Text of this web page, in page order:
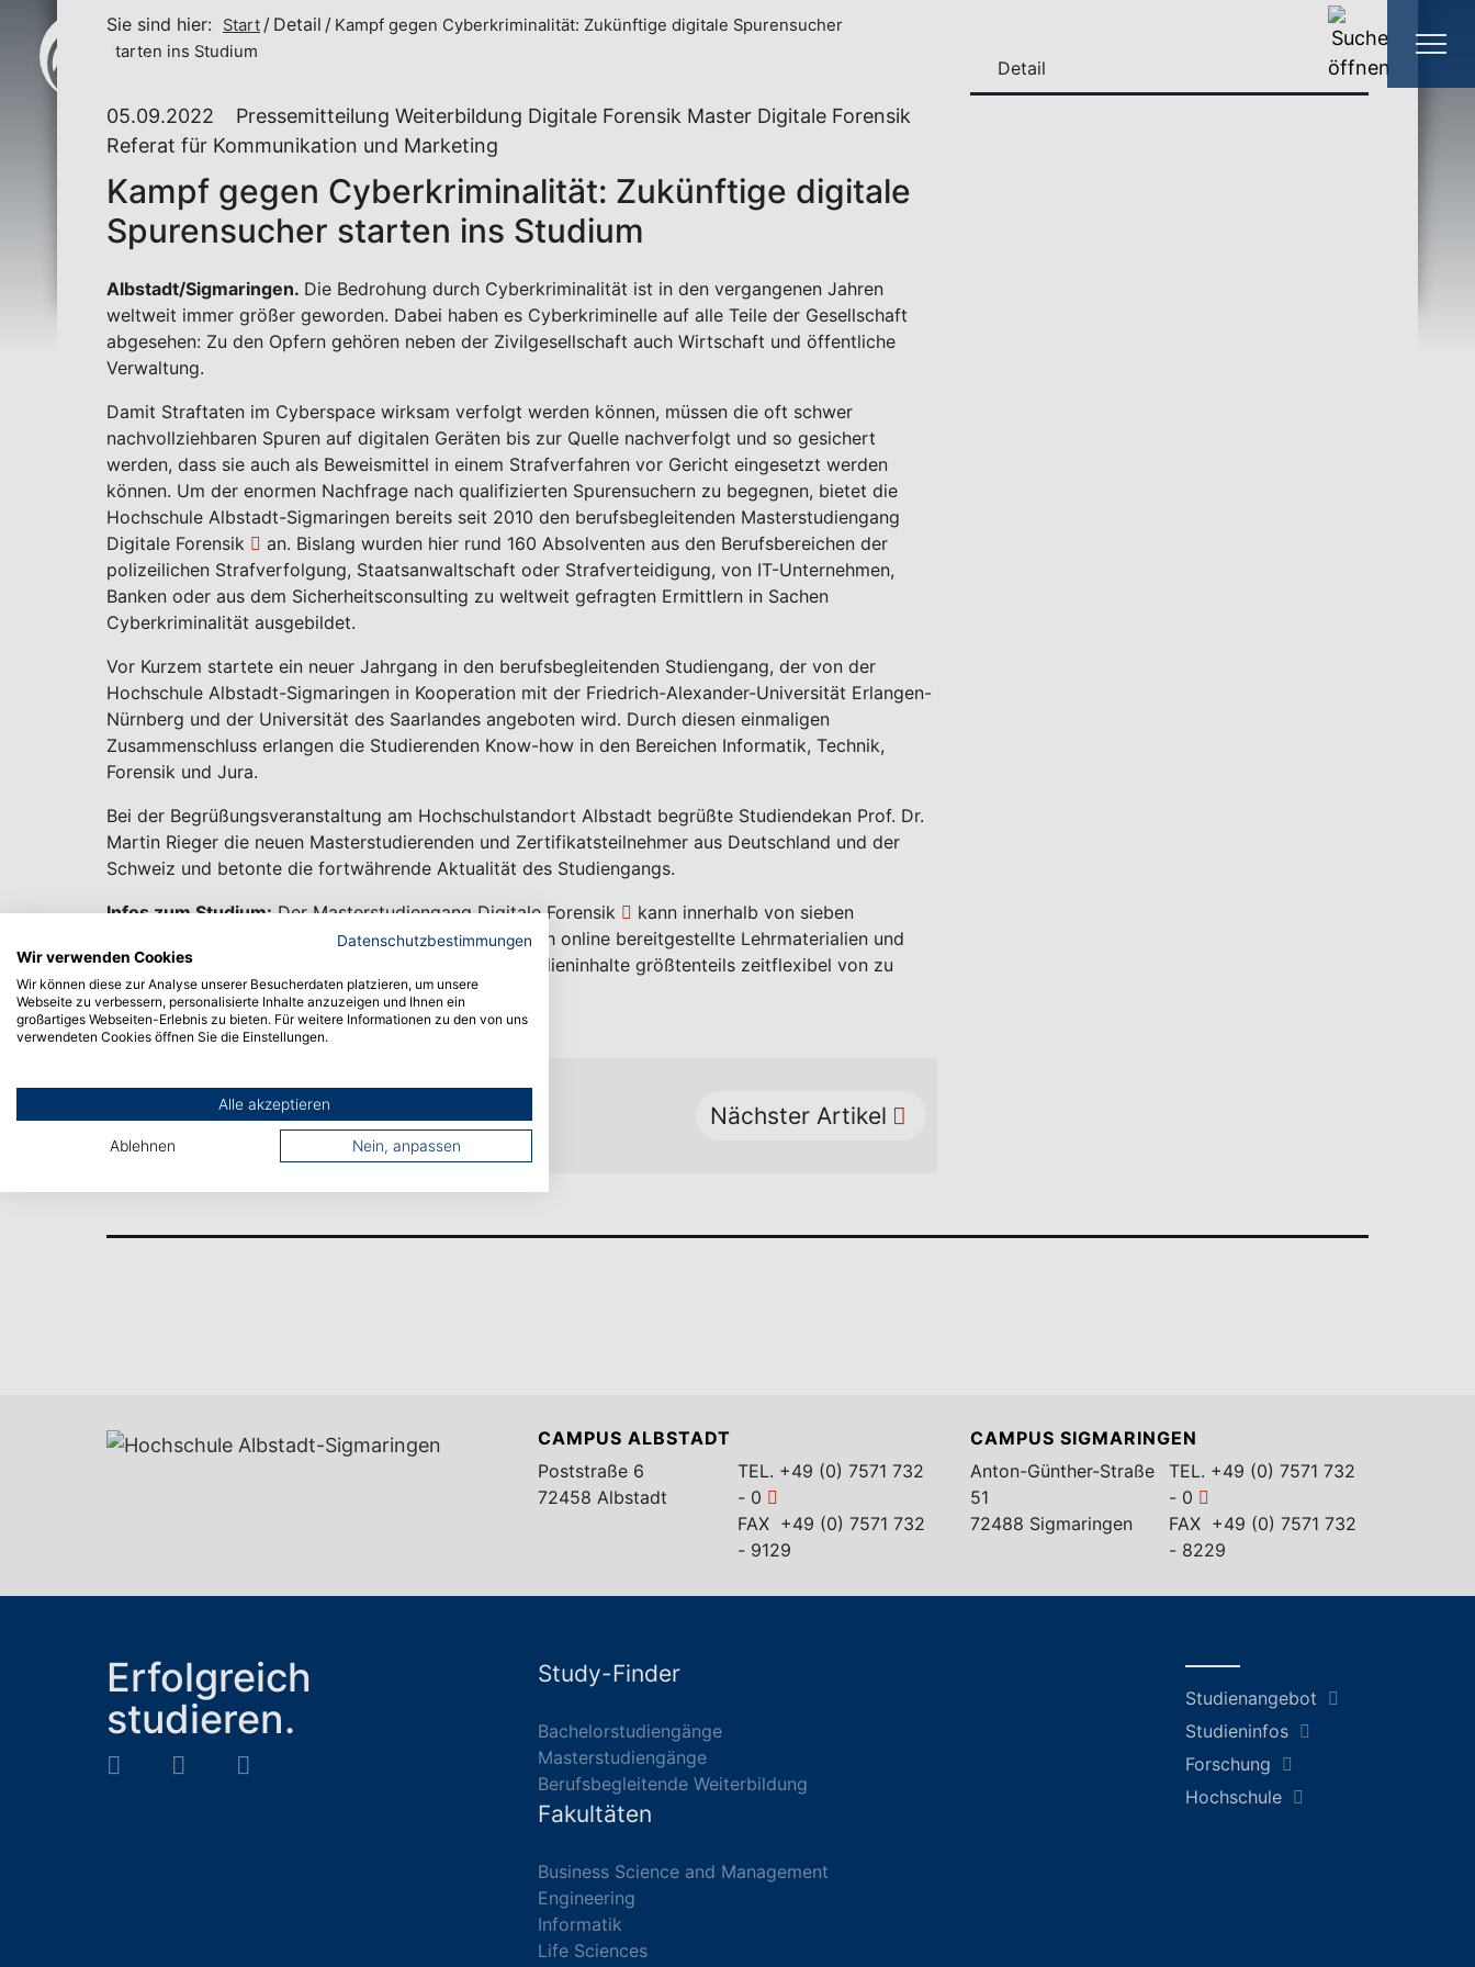
Sie sind hier: Start Detail
Kampf gegen Cyberkriminalität: Zukünftige digitale Spurensucher
starten ins Studium
05.09.2022
Pressemitteilung Weiterbildung Digitale Forensik Master Digitale Forensik
Referat für Kommunikation und Marketing
Kampf gegen Cyberkriminalität: Zukünftige digitale
Spurensucher starten ins Studium
Albstadt/Sigmaringen. Die Bedrohung durch Cyberkriminalität ist in den vergangenen Jahren
weltweit immer größer geworden. Dabei haben es Cyberkriminelle auf alle Teile der Gesellschaft
abgesehen: Zu den Opfern gehören neben der Zivilgesellschaft auch Wirtschaft und öffentliche
Verwaltung.
Damit Straftaten im Cyberspace wirksam verfolgt werden können, müssen die oft schwer
nachvollziehbaren Spuren auf digitalen Geräten bis zur Quelle nachverfolgt und so gesichert
werden, dass sie auch als Beweismittel in einem Strafverfahren vor Gericht eingesetzt werden
können. Um der enormen Nachfrage nach qualifizierten Spurensuchern zu begegnen, bietet die
Hochschule Albstadt-Sigmaringen bereits seit 2010 den berufsbegleitenden Masterstudiengang
Digitale Forensik
an. Bislang wurden hier rund 160 Absolventen aus den Berufsbereichen der
polizeilichen Strafverfolgung, Staatsanwaltschaft oder Strafverteidigung, von IT-Unternehmen,
Banken oder aus dem Sicherheitsconsulting zu weltweit gefragten Ermittlern in Sachen
Cyberkriminalität ausgebildet.
Vor Kurzem startete ein neuer Jahrgang in den berufsbegleitenden Studiengang, der von der
Hochschule Albstadt-Sigmaringen in Kooperation mit der Friedrich-Alexander-Universität Erlangen-
Nürnberg und der Universität des Saarlandes angeboten wird. Durch diesen einmaligen
Zusammenschluss erlangen die Studierenden Know-how in den Bereichen Informatik, Technik,
Forensik und Jura.
Bei der Begrüßungsveranstaltung am Hochschulstandort Albstadt begrüßte Studiendekan Prof. Dr.
Martin Rieger die neuen Masterstudierenden und Zertifikatsteilnehmer aus Deutschland und der
Schweiz und betonte die fortwährende Aktualität des Studiengangs.
Infos zum Studium:DerMasterstudiengang Digitale Forensik
kann innerhalb von sieben
Semestern berufsbegleitend absolviert werden. Durch online bereitgestellte Lehrmaterialien und
ergänzende Online-Tools ist die Bearbeitung der Studieninhalte größtenteils zeitflexibel von zu
Hause aus möglich.
Vorheriger Artikel Nächster Artikel
Detail
CAMPUS ALBSTADT
Poststraße 6
72458 Albstadt
TEL. +49 (0) 7571 732
- 0
FAX +49 (0) 7571 732
- 9129
CAMPUS SIGMARINGEN
Anton-Günther-Straße
51
72488 Sigmaringen
TEL. +49 (0) 7571 732
- 0
FAX +49 (0) 7571 732
- 8229
Erfolgreich
studieren.
Study-Finder
Bachelorstudiengänge
Masterstudiengänge
Berufsbegleitende Weiterbildung
Fakultäten
Business Science and Management
Engineering
Informatik
Life Sciences
Studienangebot
Studieninfos
Forschung
Hochschule
Datenschutzbestimmungen
Wir verwenden Cookies
Wir können diese zur Analyse unserer Besucherdaten platzieren, um unsere
Webseite zu verbessern, personalisierte Inhalte anzuzeigen und Ihnen ein
großartiges Webseiten-Erlebnis zu bieten. Für weitere Informationen zu den von uns
verwendeten Cookies öffnen Sie die Einstellungen.
Alle akzeptieren
Ablehnen Nein, anpassen